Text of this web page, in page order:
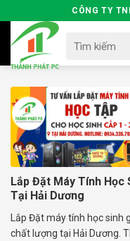
to
content
CÔNG TY
for:
Lắp Đặt Máy Tính Học
Tại Hải Dương
Lắp Đặt máy tính học sinh
chất lượng tại Hải Dương.